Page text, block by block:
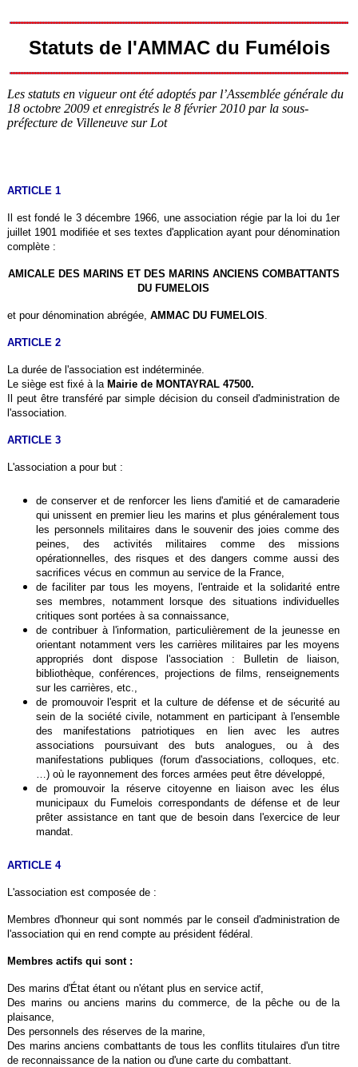
Statuts de l'AMMAC du Fumélois
Les statuts en vigueur ont été adoptés par l’Assemblée générale du
18 octobre 2009 et enregistrés le 8 février 2010 par la sous-
préfecture de Villeneuve sur Lot
ARTICLE 1
Il est fondé le 3 décembre 1966, une association régie par la loi du 1er
juillet 1901 modifiée et ses textes d'application ayant pour dénomination
complète :
AMICALE DES MARINS ET DES MARINS ANCIENS COMBATTANTS
DU FUMELOIS
et pour dénomination abrégée,AMMAC DU FUMELOIS
ARTICLE 2
La durée de l'association est indéterminée.
Le siège est fixé à la Mairie de MONTAYRAL 47500.
Il peut être transféré par simple décision du conseil d'administration de
l'association.
ARTICLE 3
L'association a pour but :
de conserver et de renforcer les liens d'amitié et de camaraderie
qui unissent en premier lieu les marins et plus généralement tous
les personnels militaires dans le souvenir des joies comme des
peines, des activités militaires comme des missions
opérationnelles, des risques et des dangers comme aussi des
sacrifices vécus en commun au service de la France,
de faciliter par tous les moyens, l'entraide et la solidarité entre
ses membres, notamment lorsque des situations individuelles
critiques sont portées à sa connaissance,
de contribuer à l'information, particulièrement de la jeunesse en
orientant notamment vers les carrières militaires par les moyens
appropriés dont dispose l'association : Bulletin de liaison,
bibliothèque, conférences, projections de films, renseignements
sur les carrières, etc.,
de promouvoir l'esprit et la culture de défense et de sécurité au
sein de la société civile, notamment en participant à l'ensemble
des manifestations patriotiques en lien avec les autres
associations poursuivant des buts analogues, ou à des
manifestations publiques (forum d'associations, colloques, etc.
…) où le rayonnement des forces armées peut être développé,
de promouvoir la réserve citoyenne en liaison avec les élus
municipaux du Fumelois correspondants de défense et de leur
prêter assistance en tant que de besoin dans l'exercice de leur
mandat.
ARTICLE 4
L'association est composée de :
Membres d'honneur qui sont nommés par le conseil d'administration de
l'association qui en rend compte au président fédéral.
Membres actifs qui sont :
Des marins d'État étant ou n'étant plus en service actif,
Des marins ou anciens marins du commerce, de la pêche ou de la
plaisance,
Des personnels des réserves de la marine,
Des marins anciens combattants de tous les conflits titulaires d'un titre
de reconnaissance de la nation ou d'une carte du combattant.